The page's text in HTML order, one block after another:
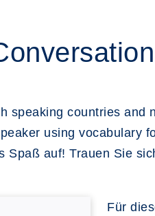
speaking countries
using vocabulary
Spaß auf! Trauen Sie
Für